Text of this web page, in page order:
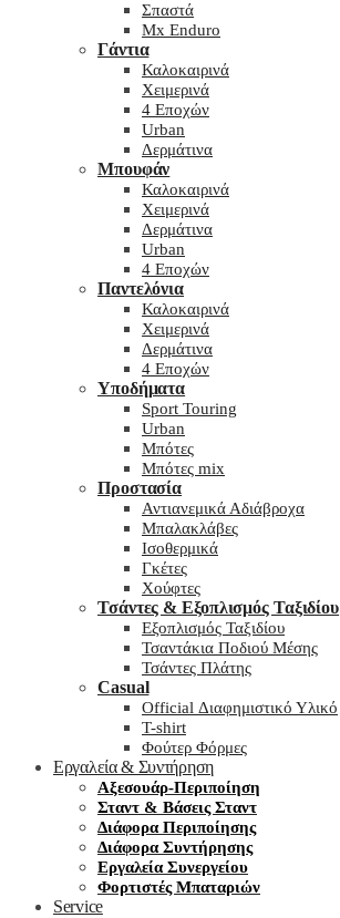
Σπαστά
Mx Enduro
Γάντια
Καλοκαιρινά
Χειμερινά
4 Εποχών
Urban
Δερμάτινα
Μπουφάν
Καλοκαιρινά
Χειμερινά
Δερμάτινα
Urban
4 Εποχών
Παντελόνια
Καλοκαιρινά
Χειμερινά
Δερμάτινα
4 Εποχών
Υποδήματα
Sport Touring
Urban
Μπότες
Μπότες mix
Προστασία
Αντιανεμικά Αδιάβροχα
Μπαλακλάβες
Ισοθερμικά
Γκέτες
Χούφτες
Τσάντες & Εξοπλισμός Ταξιδίου
Εξοπλισμός Ταξιδίου
Τσαντάκια Ποδιού Μέσης
Τσάντες Πλάτης
Casual
Official Διαφημιστικό Υλικό
T-shirt
Φούτερ Φόρμες
Εργαλεία & Συντήρηση
Αξεσουάρ-Περιποίηση
Σταντ & Βάσεις Σταντ
Διάφορα Περιποίησης
Διάφορα Συντήρησης
Εργαλεία Συνεργείου
Φορτιστές Μπαταριών
Service